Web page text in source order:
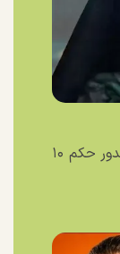
پرونده جنجالی «کلثوم اکبری» پس از صدور حکم ۱۰